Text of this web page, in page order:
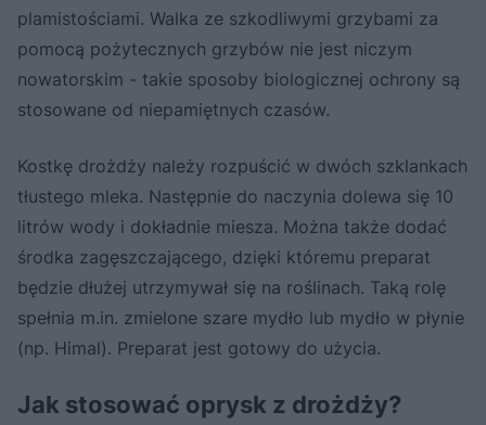
plamistościami. Walka ze szkodliwymi grzybami za
pomocą pożytecznych grzybów nie jest niczym
nowatorskim - takie sposoby biologicznej ochrony są
stosowane od niepamiętnych czasów.
Kostkę drożdży należy rozpuścić w dwóch szklankach
tłustego mleka. Następnie do naczynia dolewa się 10
litrów wody i dokładnie miesza. Można także dodać
środka zagęszczającego, dzięki któremu preparat
będzie dłużej utrzymywał się na roślinach. Taką rolę
spełnia m.in. zmielone szare mydło lub mydło w płynie
(np. Himal). Preparat jest gotowy do użycia.
Jak stosować oprysk z drożdży?